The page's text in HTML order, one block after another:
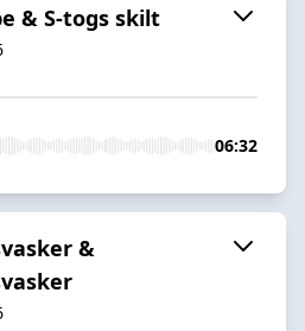
& S-togs skilt
06:32
&